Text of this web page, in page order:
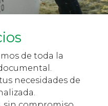
de toda la
necesidades de